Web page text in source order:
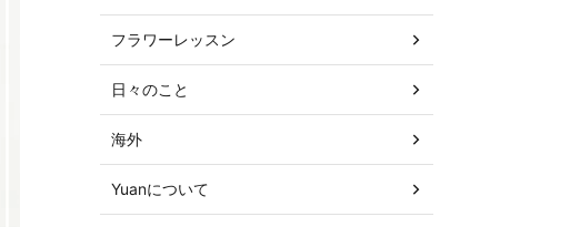
フラワーレッスン
日々のこと
海外
Yuanについて